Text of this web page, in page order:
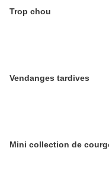
Trop chou
Vendanges tardives
Mini collection de